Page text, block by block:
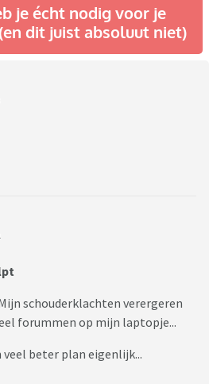
je écht nodig voor je
dit juist absoluut niet)
schouderklachten verergeren
forummen op mijn laptopje...
veel beter plan eigenlijk...